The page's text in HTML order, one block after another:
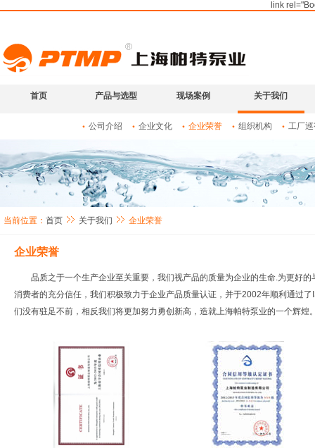
link
首页 产品与选型 现场案例 关于我们
公司介绍 企业文化 企业荣誉 组织机构 工厂
当前位置： 首页 关于我们 企业荣誉
企业荣誉
品质之于一个生产企业至关重要，我们视产品的质量为企业的生命.为更好
消费者的充分信任，我们积极致力于企业产品质量认证，并于2002年顺利通过
们没有驻足不前，相反我们将更加努力勇创新高，造就上海帕特泵业的一个辉煌